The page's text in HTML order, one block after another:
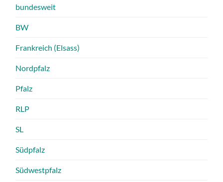
bundesweit
BW
Frankreich (Elsass)
Nordpfalz
Pfalz
RLP
SL
Südpfalz
Südwestpfalz